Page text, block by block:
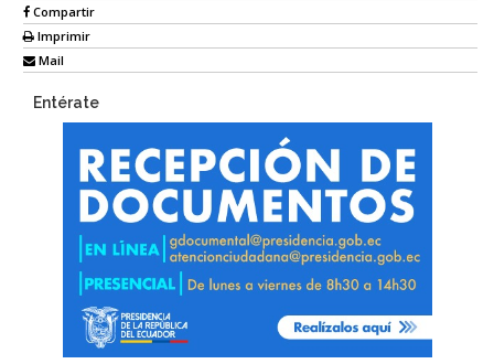
Compartir
Imprimir
Mail
Entérate